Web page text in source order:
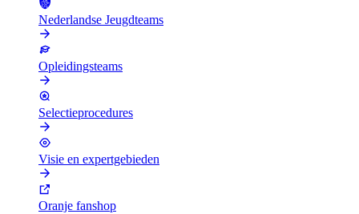
Nederlandse Jeugdteams
Opleidingsteams
Selectieprocedures
Visie en expertgebieden
Oranje fanshop